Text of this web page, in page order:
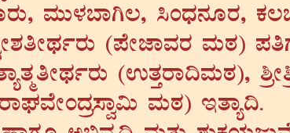
ªÀÄÄ¼À¨ÁV®, ¹AzsÀ£ÀÆgÀ,
(¥ÉÃeÁªÀgÀ ªÀÄoÀ)
(GvÀÛgÁ¢ªÀÄoÀ),
ªÀÄoÀ) EvÁå¢.